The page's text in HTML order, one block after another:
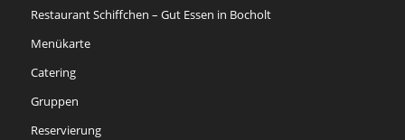
Restaurant Schiffchen – Gut Essen in Bocholt
Menükarte
Catering
Gruppen
Reservierung